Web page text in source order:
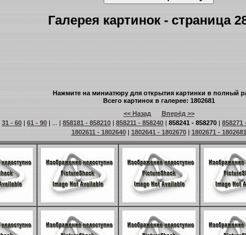
Галерея картинок - страница
Нажмите на миниатюру для открытия картинки в полный
Всего картинок в галерее: 1802681
<< Назад
Вперёд >>
31 - 60 | 61 - 90 | ... | 858181 - 858210 | 858211 - 858240 | 858241 - 858270 | 858271
1802611 - 1802640| 1802641 - 1802670| 1802671 - 1802681